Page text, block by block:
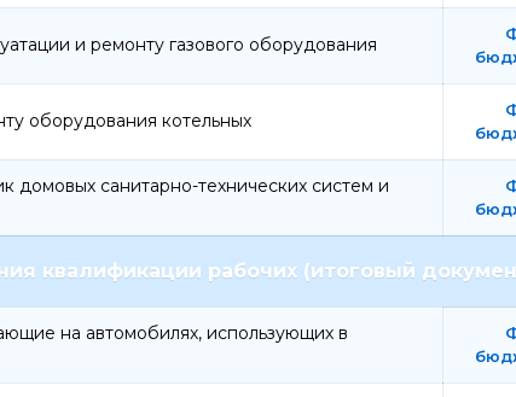
и ремонту газового оборудования
оборудования котельных
домовых санитарно-технических систем и
квалификации рабочих (итоговый
на автомобилях, использующих в